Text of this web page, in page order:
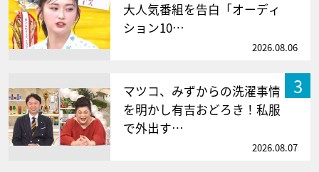
大人気番組を告白「オーディ
ション10…
2026.08.06
3
マツコ、みずからの洗濯事情
を明かし有吉おどろき！私服
で外出す…
2026.08.07